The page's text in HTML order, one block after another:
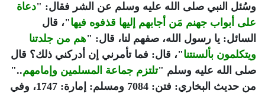
وسُئل النبي صلى الله عليه وسلم عن الشر فقال: "دعاة
على أبواب جهنم مَن أجابهم إليها قذفوه فيها"، قال
السائل: يا رسول الله، صفهم لنا، قال: "هم من جلدتنا
ويتكلمون بألسنتنا"، قال: فما تأمرني إن أدركني ذلك؟ قال
صلى الله عليه وسلم "تلتزم جماعة المسلمين وإمامهم.."
من حديث البخاري: فتن: 7084 ومسلم: إمارة: 1747، وفي